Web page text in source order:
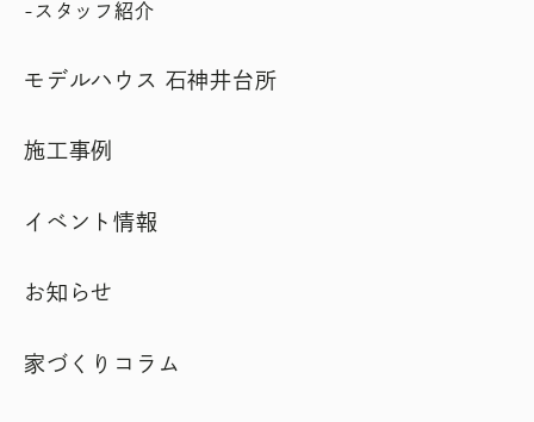
スタッフ紹介
モデルハウス 石神井台所
施工事例
イベント情報
お知らせ
家づくりコラム